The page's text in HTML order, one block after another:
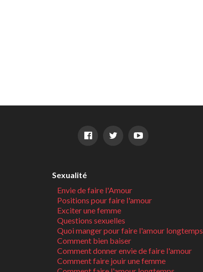
Sexualité
Envie de faire l'Amour
Positions pour faire l'amour
Exciter une femme
Questions sexuelles
Quoi manger pour faire l'amour longtemps
Comment bien baiser
Comment donner envie de faire l'amour
Comment faire jouir une femme